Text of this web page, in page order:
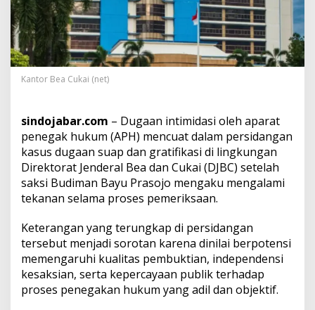
a
i
D
i
w
r
i
D
u
g
a
a
n
n
i
m
i
d
Kantor Bea Cukai (net)
sindojabar.com – Dugaan intimidasi oleh aparat
penegak hukum (APH) mencuat dalam persidangan
kasus dugaan suap dan gratifikasi di lingkungan
Direktorat Jenderal Bea dan Cukai (DJBC) setelah
saksi Budiman Bayu Prasojo mengaku mengalami
tekanan selama proses pemeriksaan.
Keterangan yang terungkap di persidangan
tersebut menjadi sorotan karena dinilai berpotensi
memengaruhi kualitas pembuktian, independensi
kesaksian, serta kepercayaan publik terhadap
proses penegakan hukum yang adil dan objektif.